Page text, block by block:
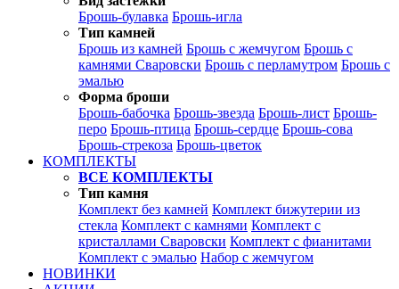
Брошь-булавка Брошь-игла
Тип камней
Брошь из камней Брошь с жемчугом Брошь с
камнями Сваровски Брошь с перламутром Брошь с
эмалью
Форма броши
Брошь-бабочка Брошь-звезда Брошь-лист Брошь-
перо Брошь-птица Брошь-сердце Брошь-сова
Брошь-стрекоза Брошь-цветок
КОМПЛЕКТЫ
ВСЕ КОМПЛЕКТЫ
Тип камня
Комплект без камней Комплект бижутерии из
стекла Комплект с камнями Комплект с
кристаллами Сваровски Комплект с фианитами
Комплект с эмалью Набор с жемчугом
НОВИНКИ